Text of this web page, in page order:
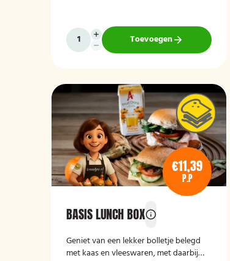
Toevoegen
€11,39
P.P
BASIS LUNCH BOX
Geniet van een lekker bolletje belegd
met kaas en vleeswaren, met daarbij